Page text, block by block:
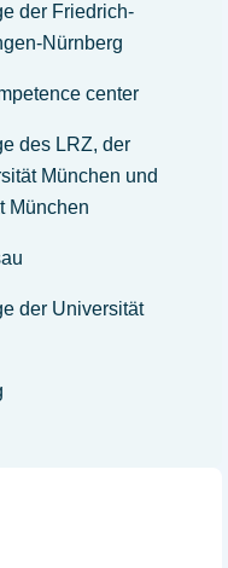
der Friedrich-
Nürnberg
center
des LRZ, der
München und
München
der Universität